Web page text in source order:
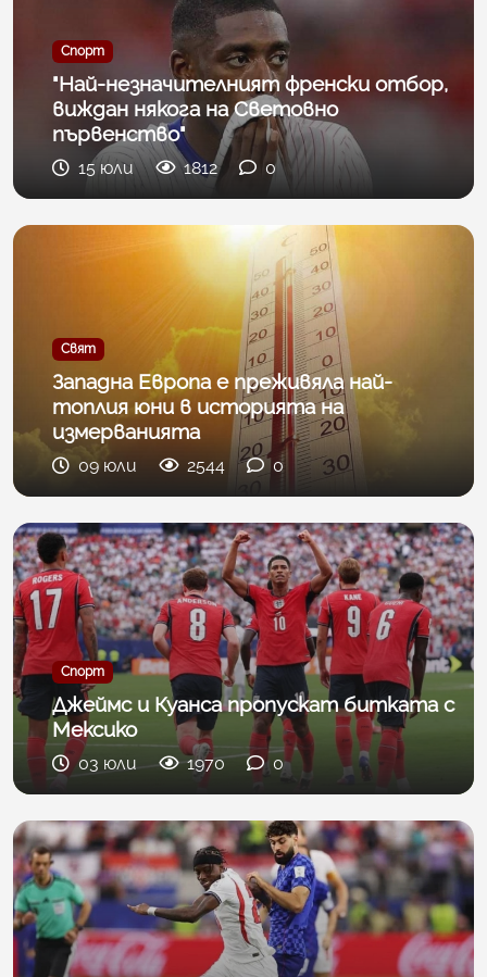
Спорт
"Най-незначителният френски отбор,
виждан някога на Световно
първенство"
15 юли 1812 0
Свят
Западна Европа е преживяла най-
топлия юни в историята на
измерванията
09 юли 2544 0
Спорт
Джеймс и Куанса пропускат битката с
Мексико
03 юли 1970 0